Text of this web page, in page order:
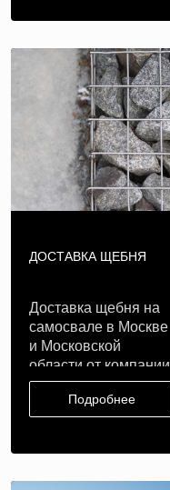
ДОСТАВКА ЩЕБНЯ
Доставка щебня на
самосвале в Москве
и Московской
области от компании
«Эверент» ..
Подробнее